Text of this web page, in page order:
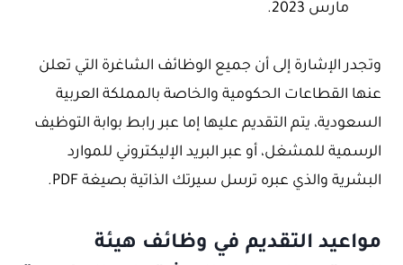
مارس 2023.
وتجدر الإشارة إلى أن جميع الوظائف الشاغرة التي تعلن
عنها القطاعات الحكومية والخاصة بالمملكة العربية
السعودية، يتم التقديم عليها إما عبر رابط بوابة التوظيف
الرسمية للمشغل، أو عبر البريد الإليكتروني للموارد
البشرية والذي عبره ترسل سيرتك الذاتية بصيغة PDF.
مواعيد التقديم في وظائف هيئة